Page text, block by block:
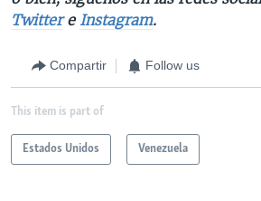
Twittere Instagram.
Compartir Follow us
This item is part of
Estados Unidos Venezuela